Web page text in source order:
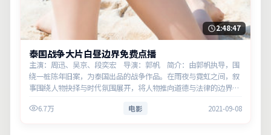
2:48:47
泰国战争大片白昼边界免费点播
主演：周迅、吴京、段奕宏 导演：郭帆 简介：由郭帆执导，围
绕一桩陈年旧案，为泰国出品的战争作品。在雨夜与霓虹之间，叙
事围绕人物抉择与时代氛围展开，将人物推向道德与法律的边界。
6.7万 电影 2021-09-08